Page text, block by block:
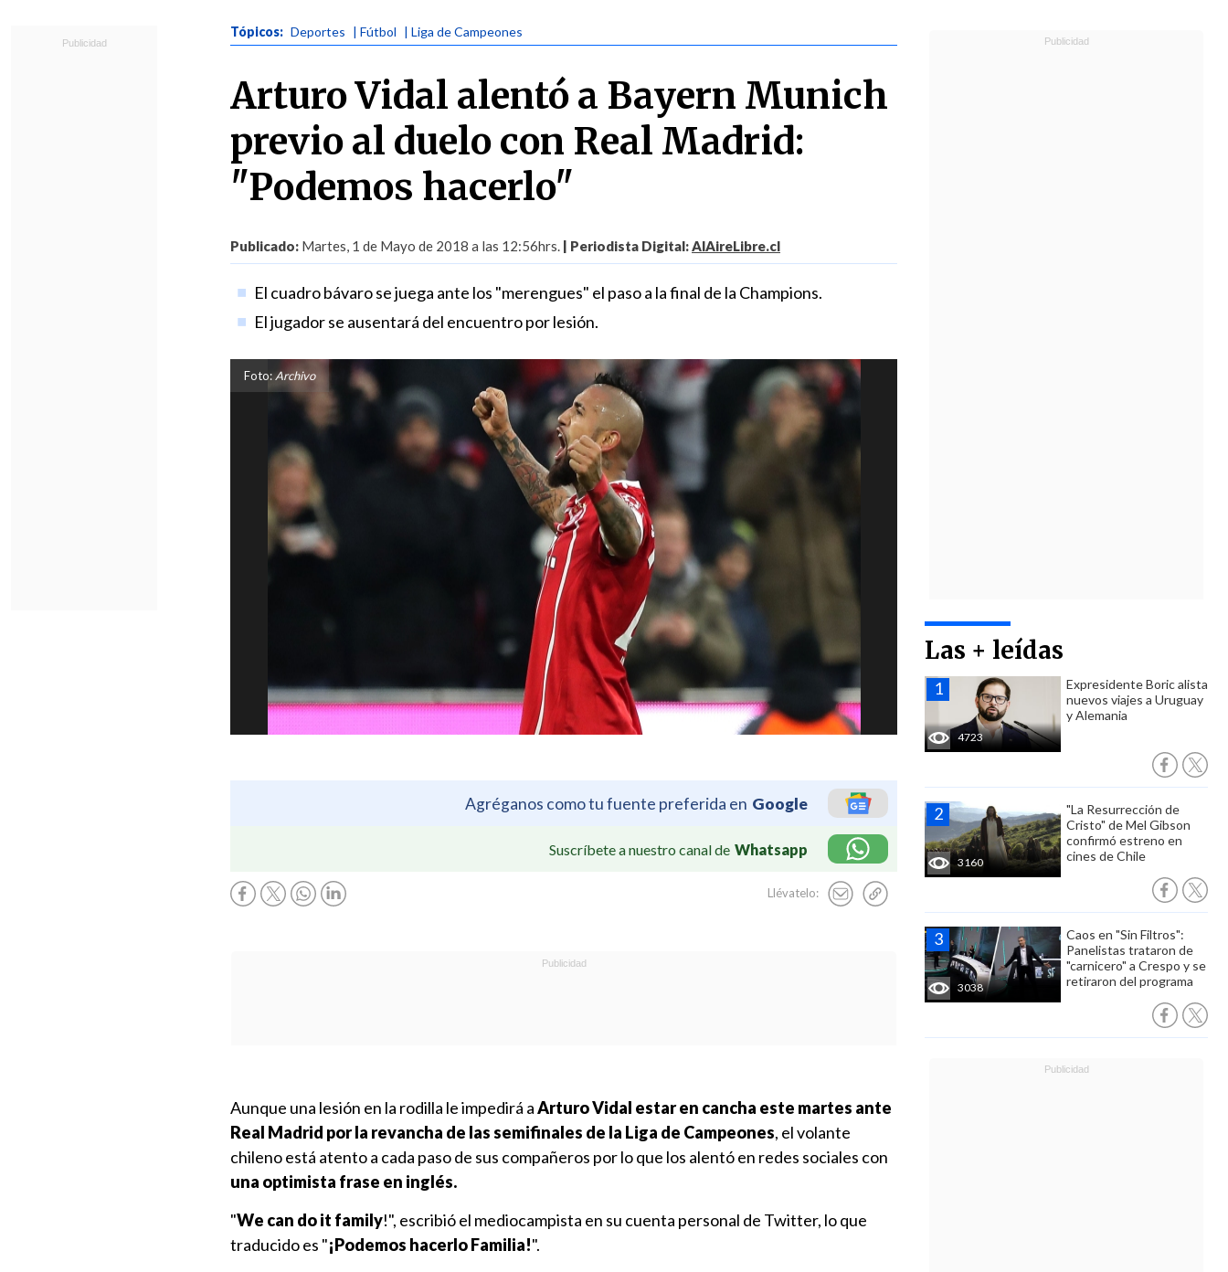
Tópicos: Deportes | Fútbol | Liga de Campeones
Arturo Vidal alentó a Bayern Munich
previo al duelo con Real Madrid:
"Podemos hacerlo"
Publicado: Martes, 1 de Mayo de 2018 a las 12:56hrs. | Periodista Digital:AlAireLibre.cl
El cuadro bávaro se juega ante los "merengues" el paso a la final de la Champions.
El jugador se ausentará del encuentro por lesión.
Foto:Archivo
Agréganos como tu fuente preferida en Google
Suscríbete a nuestro canal de Whatsapp
Llévatelo:
Las + leídas
4723
Expresidente Boric alista
nuevos viajes a Uruguay
y Alemania
3160
"La Resurrección de
Cristo" de Mel Gibson
confirmó estreno en
cines de Chile
3038
Caos en "Sin Filtros":
Panelistas trataron de
"carnicero" a Crespo y se
retiraron del programa
Aunque una lesión en la rodilla le impedirá aArturo Vidal estar en cancha este martes ante
Real Madrid por la revancha de las semifinales de la Liga de Campeones, el volante
chileno está atento a cada paso de sus compañeros por lo que los alentó en redes sociales con
una optimista frase en inglés.
"We can do it family!", escribió el mediocampista en su cuenta personal de Twitter, lo que
traducido es "¡Podemos hacerlo Familia!".